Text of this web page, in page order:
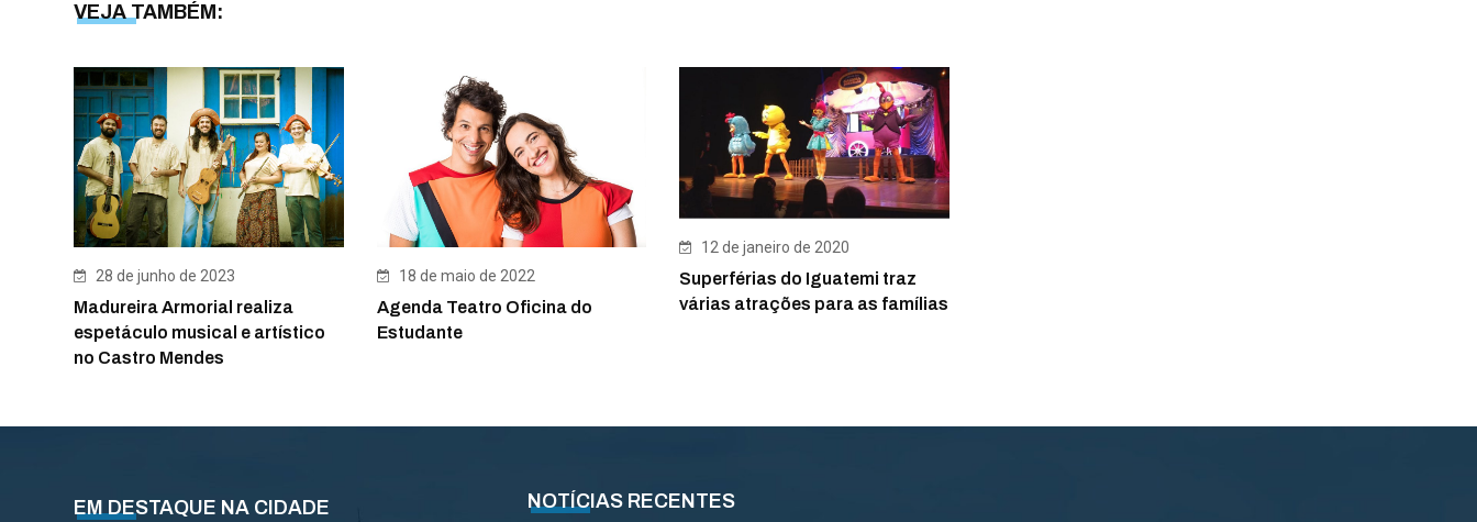
VEJA TAMBÉM:
28 de junho de 2023
Madureira Armorial realiza
espetáculo musical e artístico
no Castro Mendes
18 de maio de 2022
Agenda Teatro Oficina do
Estudante
12 de janeiro de 2020
Superférias do Iguatemi traz
várias atrações para as famílias
EM DESTAQUE NA CIDADE NOTÍCIAS RECENTES